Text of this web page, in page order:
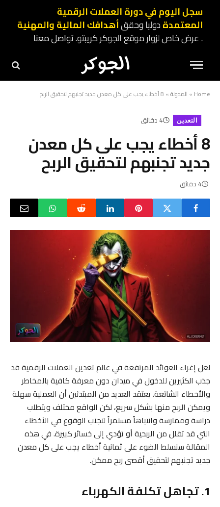
سجل اليوم في دورة العملات الرقمية
المعتمدةدوليا وحققأهدافك المالية والمهنية
. عرض خاص لزوار موقع الجوكر كريبتو.تواصل معنا
Home
» المدونة» 8 أخطاء يجب على كل معدن جديد تجنبهم لتحقيق الربح
التعدين 4 دقائق
8 أخطاء يجب على كل معدن
جديد تجنبهم لتحقيق الربح
4 دقائق
لعل إغراء العوائد المرتفعة في عالم تعدين العملات الرقمية قد
جذب الكثيرين للدخول في ميدان دون معرفة كافية بالمخاطر
والأخطاء الشائعة. يعتقد العديد من المبتدئين أن العملية سهلة
ويمكن الربح منها بشكل سريع، لكن الواقع مختلف ويتطلب
دراسة وممارسة وانتباهاً مستمراً لتجنب الوقوع في الأخطاء
التي قد تقلل من الربحية أو تؤدي إلى خسائر كبيرة. في هذه
المقالة سنسلط الضوء على ثمانية أخطاء يجب على كل معدن
جديد تجنبهم لتحقيق أقصى ربح ممكن.
1. تجاهل تكلفة الكهرباء